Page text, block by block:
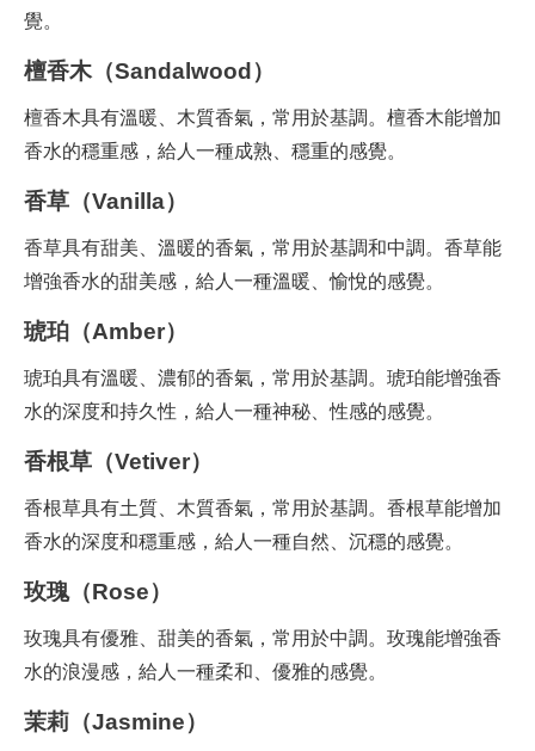
覺。
檀香木（Sandalwood）
檀香木具有溫暖、木質香氣，常用於基調。檀香木能增加
香水的穩重感，給人一種成熟、穩重的感覺。
香草（Vanilla）
香草具有甜美、溫暖的香氣，常用於基調和中調。香草能
增強香水的甜美感，給人一種溫暖、愉悅的感覺。
琥珀（Amber）
琥珀具有溫暖、濃郁的香氣，常用於基調。琥珀能增強香
水的深度和持久性，給人一種神秘、性感的感覺。
香根草（Vetiver）
香根草具有土質、木質香氣，常用於基調。香根草能增加
香水的深度和穩重感，給人一種自然、沉穩的感覺。
玫瑰（Rose）
玫瑰具有優雅、甜美的香氣，常用於中調。玫瑰能增強香
水的浪漫感，給人一種柔和、優雅的感覺。
茉莉（Jasmine）